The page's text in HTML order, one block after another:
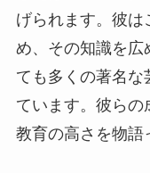
げられます。彼は
め、その知識を広
ても多くの著名な
ています。彼らの
教育の高さを物語